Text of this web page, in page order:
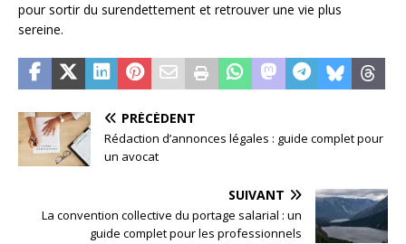
pour sortir du surendettement et retrouver une vie plus
sereine.
PRÉCÉDENT
Rédaction d’annonces légales : guide complet pour
un avocat
SUIVANT
La convention collective du portage salarial : un
guide complet pour les professionnels